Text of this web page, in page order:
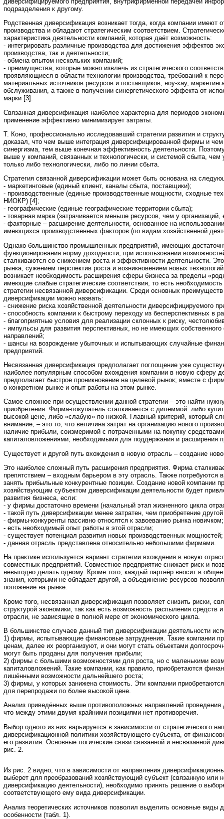
подразделения к другому.
Родственная диверсификация возникает тогда, когда компании имеют
производства и обладают стратегическим соответствием.
характеристика деятельности компаний, которая даёт возможность:
- интегрировать различные производства для достижения эффектов
производства, так и деятельности;
- обмена опытом нескольких компаний;
- преимущества, которые можно извлечь из стратегического
проявляющиеся в области технологии производства, требований к
материальных источников ресурсов и поставщиков, ноу-хау,
обслуживания, а также в получении синергетического эффекта от
марки [3].
Связанная диверсификация наиболее характерна для периодов
применение эффективно минимизирует затраты.
Т. Коно, профессионально исследовавший стратегии развития и
доказал, что чем выше интеграция диверсифицированной фирмы и
синергизма, тем выше конечная эффективность деятельности.
выше у компаний, связанных и технологически, и системой сбыта,
только либо технологически, либо по линии сбыта.
Стратегия связанной диверсификации может быть основана на
- маркетинговые (единый клиент, каналы сбыта, поставщики);
- производственные (единые производственные мощности, сходные
НИОКР) [4];
- географические (единые географические территории сбыта);
- товарная марка (затрачивается меньше ресурсов, чем у
- факторные – расширение деятельности, основанное на
имеющихся производственных факторов (по видам хозяйственной
Однако большинство промышленных предприятий, имеющих
функционирования норму доходности, при использовании
сталкиваются со снижением роста и эффективности деятельности.
рынка, сужением перспектив роста и возникновением новых
возникает необходимость расширения сферы бизнеса за пределы
имеющие слабые стратегические соответствия, то есть
стратегии несвязанной диверсификации. Среди основных преимуществ
диверсификации можно назвать:
- снижение риска хозяйственной деятельности диверсифицируемого
- способность компании к быстрому переходу из бесперспективных в
- благоприятные условия для реализации склонных к риску,
- импульсы для развития перспективных, но не имеющих
направлений;
- шансы на возрождение убыточных и испытывающих случайные
предприятий.
Несвязанная диверсификация предполагает поглощение уже
наиболее популярным способом вхождения компании в новую сферу
предполагает быстрое проникновение на целевой рынок; вместе с
о конкретном рынке и опыт работы на этом рынке.
Самое сложное при осуществлении данной стратегии – это найти
приобретения. Фирма-покупатель сталкивается с дилеммой: либо
высокой цене, либо «слабую» по низкой. Главный критерий, который
внимание, – это то, что величина затрат на организацию нового
наличие прибыли, соизмеримой с потраченными на покупку
капиталовложениями, необходимыми для поддержания и расширения
Существует и другой путь вхождения в новую отрасль – создание
Это наиболее сложный путь расширения предприятия. Фирма
препятствием – входным барьером в эту отрасль. Также потребуются
занять прибыльные конкурентные позиции. Создание новой компании
хозяйствующим субъектом диверсификации деятельности будет
развития бизнеса, если:
- у фирмы достаточно времени (начальный этап жизненного цикла
- такой путь диверсификации менее затратен, чем приобретение
- фирмы-конкуренты пассивно относятся к завоеванию рынка новичком;
- есть необходимый опыт работы в этой отрасли;
- существует потенциал развития новых производственных мощностей;
- данная отрасль представлена относительно небольшими фирмами.
На практике используется вариант стратегии вхождения в новую
совместных предприятий. Совместное предприятие снижает риск и
невыгодно делать одному. Кроме того, каждый партнёр вносит в
знания, которыми не обладает другой, а объединение ресурсов
положение на рынке.
Кроме того, несвязанная диверсификация позволяет снизить риски,
структурой экономики, так как есть возможность распыления средств
отрасли, не зависящие в полной мере от экономического цикла.
В большинстве случаев данный тип диверсификации деятельности
1) фирмы, испытывающие финансовые затруднения. Такие компании
ценам, далее их реорганизуют, и они могут стать объектами
могут быть проданы для получения прибыли;
2) фирмы с большими возможностями для роста, но с маленькими
капиталовложений. Такие компании, как правило, приобретаются
лишёнными возможности дальнейшего роста;
3) фирмы, у которых занижена стоимость. Эти компании
для перепродажи по более высокой цене.
Анализ приведённых выше противоположных направлений проведения
что между этими двумя крайними позициями нет противоречия.
Выбор одного из них варьируется в зависимости от стратегического
диверсификационной политики хозяйствующего субъекта, от
его развития. Основные логические связи связанной и несвязанной
рис. 2.
Из рис. 2 видно, что в зависимости от направления
выберет для преобразований хозяйствующий субъект (связанную или
диверсификацию деятельности), необходимо принять решение о
соответствующего ему вида диверсификации.
Анализ теоретических источников позволил выделить основные виды
особенности (табл. 1).